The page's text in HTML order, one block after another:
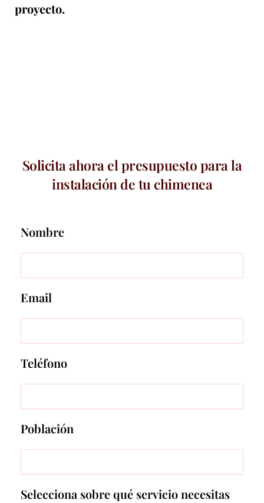
proyecto.
Solicita ahora el presupuesto para la
instalación de tu chimenea
Nombre
Email
Teléfono
Población
Selecciona sobre qué servicio necesitas